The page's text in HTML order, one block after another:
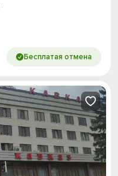
Бесплатая отмена